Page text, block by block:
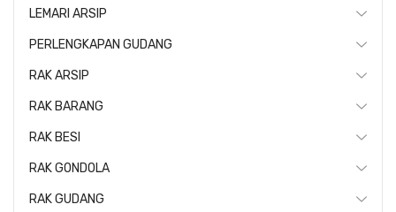
LEMARI ARSIP
PERLENGKAPAN GUDANG
RAK ARSIP
RAK BARANG
RAK BESI
RAK GONDOLA
RAK GUDANG